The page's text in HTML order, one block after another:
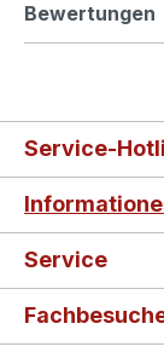
Bewertungen
Service-
Service